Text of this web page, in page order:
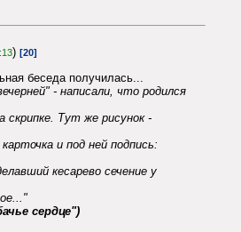
) [20]
беседа получилась...
- написали, что родился
скрипке. Тут же рисунок -
и под ней подпись:
кесарево сечение у
сердце")